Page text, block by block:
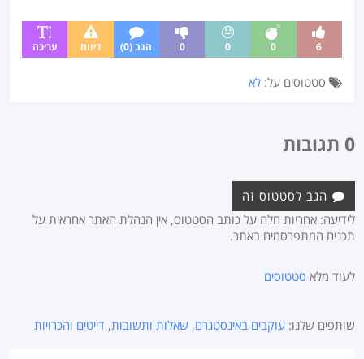
6
0
0
0 הגב (0) דיווח עריכה
סטטוסים על:לא
0 תגובות
הגב לסטטוס זה
לידיעה: אחריות חלה על כותב הסטטוס, אין הנהלת האתר אחראית על
תכנים המתפרסמים באתר.
לעוד מלא סטטוסים
שותפים שלנו:עוקבים באינסטגרם, שאלות ותשובות, דייטים והכרויות